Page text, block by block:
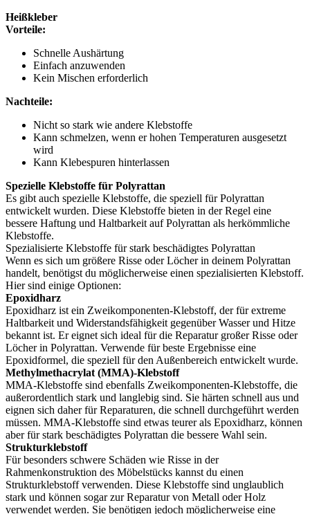
Heißkleber
Vorteile:
Schnelle Aushärtung
Einfach anzuwenden
Kein Mischen erforderlich
Nachteile:
Nicht so stark wie andere Klebstoffe
Kann schmelzen, wenn er hohen Temperaturen ausgesetzt
wird
Kann Klebespuren hinterlassen
Spezielle Klebstoffe für Polyrattan
Es gibt auch spezielle Klebstoffe, die speziell für Polyrattan
entwickelt wurden. Diese Klebstoffe bieten in der Regel eine
bessere Haftung und Haltbarkeit auf Polyrattan als herkömmliche
Klebstoffe.
Spezialisierte Klebstoffe für stark beschädigtes Polyrattan
Wenn es sich um größere Risse oder Löcher in deinem Polyrattan
handelt, benötigst du möglicherweise einen spezialisierten Klebstoff.
Hier sind einige Optionen:
Epoxidharz
Epoxidharz ist ein Zweikomponenten-Klebstoff, der für extreme
Haltbarkeit und Widerstandsfähigkeit gegenüber Wasser und Hitze
bekannt ist. Er eignet sich ideal für die Reparatur großer Risse oder
Löcher in Polyrattan. Verwende für beste Ergebnisse eine
Epoxidformel, die speziell für den Außenbereich entwickelt wurde.
Methylmethacrylat (MMA)-Klebstoff
MMA-Klebstoffe sind ebenfalls Zweikomponenten-Klebstoffe, die
außerordentlich stark und langlebig sind. Sie härten schnell aus und
eignen sich daher für Reparaturen, die schnell durchgeführt werden
müssen. MMA-Klebstoffe sind etwas teurer als Epoxidharz, können
aber für stark beschädigtes Polyrattan die bessere Wahl sein.
Strukturklebstoff
Für besonders schwere Schäden wie Risse in der
Rahmenkonstruktion des Möbelstücks kannst du einen
Strukturklebstoff verwenden. Diese Klebstoffe sind unglaublich
stark und können sogar zur Reparatur von Metall oder Holz
verwendet werden. Sie benötigen jedoch möglicherweise eine